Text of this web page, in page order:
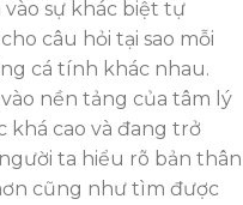
sự khác biệt tự
câu hỏi tại sao mỗi
cá tính khác nhau.
nền tảng của tâm lý
khá cao và đang trở
ta hiểu rõ bản thân
cũng như tìm được